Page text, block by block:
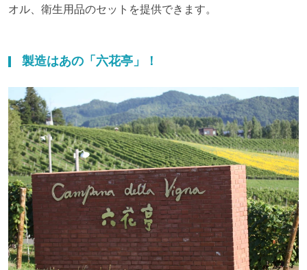
オル、衛生用品のセットを提供できます。
製造はあの「六花亭」！